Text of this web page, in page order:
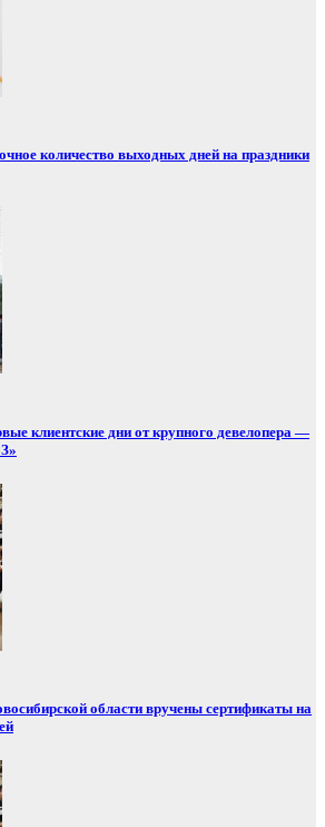
количество выходных дней на праздники
клиентские дни от крупного девелопера —
области вручены сертификаты на